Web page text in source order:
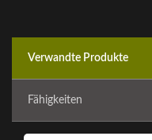
Verwandte Produkte
Fähigkeiten